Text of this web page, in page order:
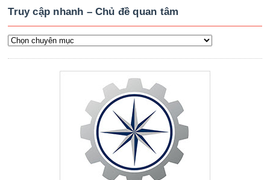
Truy cập nhanh – Chủ đề quan tâm